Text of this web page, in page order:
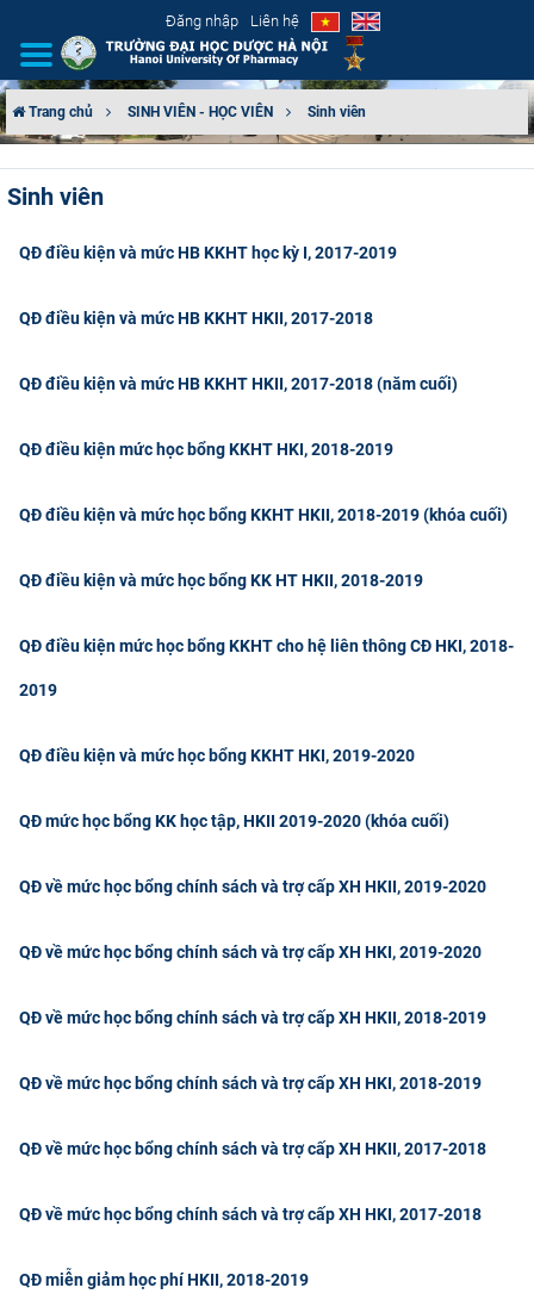
Đăng nhập Liên hệ
ĐÀO TẠO
ĐẢM BẢO CHẤT LƯỢNG
KHOA HỌC CÔNG NGHỆ
HTQT
CỰU NGƯỜI HỌC
Trang chủ SINH VIÊN - HỌC VIÊN Sinh viên
Sinh viên
QĐ điều kiện và mức HB KKHT học kỳ I, 2017-2019
QĐ điều kiện và mức HB KKHT HKII, 2017-2018
QĐ điều kiện và mức HB KKHT HKII, 2017-2018 (năm cuối)
QĐ điều kiện mức học bổng KKHT HKI, 2018-2019
QĐ điều kiện và mức học bổng KKHT HKII, 2018-2019 (khóa cuối)
QĐ điều kiện và mức học bổng KK HT HKII, 2018-2019
QĐ điều kiện mức học bổng KKHT cho hệ liên thông CĐ HKI, 2018-
2019
QĐ điều kiện và mức học bổng KKHT HKI, 2019-2020
QĐ mức học bổng KK học tập, HKII 2019-2020 (khóa cuối)
QĐ về mức học bổng chính sách và trợ cấp XH HKII, 2019-2020
QĐ về mức học bổng chính sách và trợ cấp XH HKI, 2019-2020
QĐ về mức học bổng chính sách và trợ cấp XH HKII, 2018-2019
QĐ về mức học bổng chính sách và trợ cấp XH HKI, 2018-2019
QĐ về mức học bổng chính sách và trợ cấp XH HKII, 2017-2018
QĐ về mức học bổng chính sách và trợ cấp XH HKI, 2017-2018
QĐ miễn giảm học phí HKII, 2018-2019